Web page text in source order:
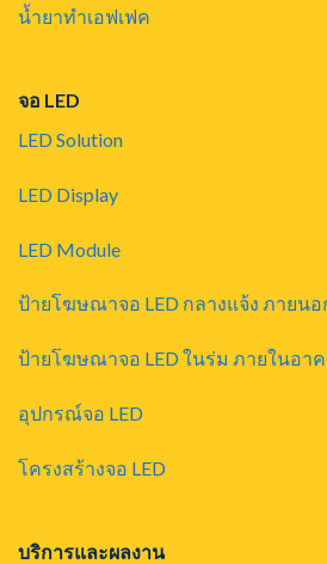
น้ำยาทำเอฟเฟค
จอ LED
LED Solution
LED Display
LED Module
ป้ายโฆษณาจอ LED กลางแจ้ง ภายน
ป้ายโฆษณาจอ LED ในร่ม ภายในอา
อุปกรณ์จอ LED
โครงสร้างจอ LED
บริการและผลงาน